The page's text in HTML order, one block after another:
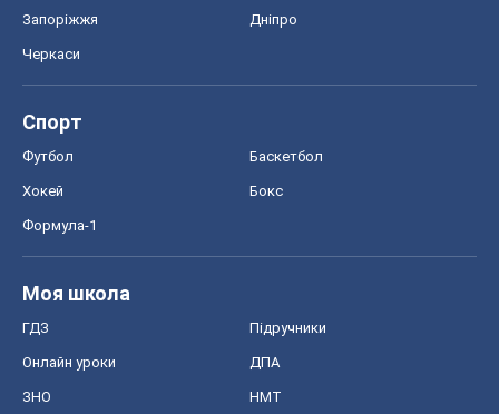
Запоріжжя Дніпро
Черкаси
Спорт
Футбол Баскетбол
Хокей Бокс
Формула-1
Моя школа
ГДЗ Підручники
Онлайн уроки ДПА
ЗНО НМТ